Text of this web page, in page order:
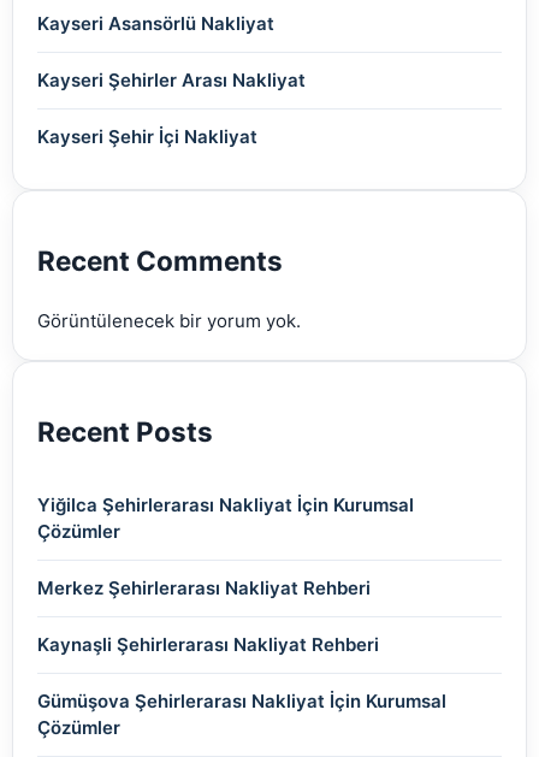
(2)
(2)
(2)
(2)
(2)
(2)
(2)
(2)
(2)
Kayseri Asansörlü Nakliyat
Kayseri Şehirler Arası Nakliyat
Kayseri Şehir İçi Nakliyat
Recent Comments
Görüntülenecek bir yorum yok.
Recent Posts
Yiğilca Şehirlerarası Nakliyat İçin Kurumsal
Çözümler
Merkez Şehirlerarası Nakliyat Rehberi
Kaynaşli Şehirlerarası Nakliyat Rehberi
Gümüşova Şehirlerarası Nakliyat İçin Kurumsal
Çözümler